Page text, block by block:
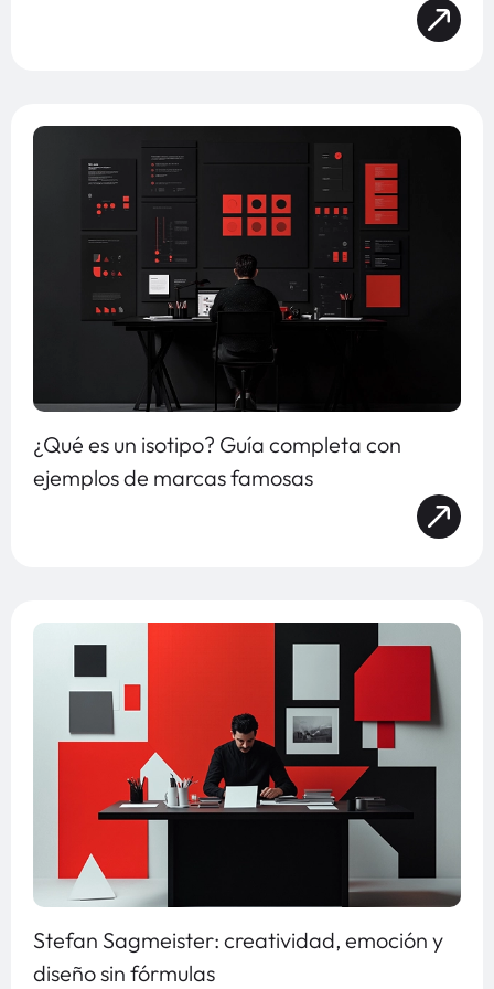
¿Qué es un isotipo? Guía completa con
ejemplos de marcas famosas
Stefan Sagmeister: creatividad, emoción y
diseño sin fórmulas